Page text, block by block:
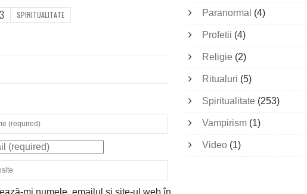
SPIRITUALITATE Paranormal (4)
Profetii (4)
Religie (2)
Ritualuri (5)
Spiritualitate (253)
Vampirism (1)
Video (1)